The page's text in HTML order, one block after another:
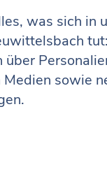
was sich in
sowie